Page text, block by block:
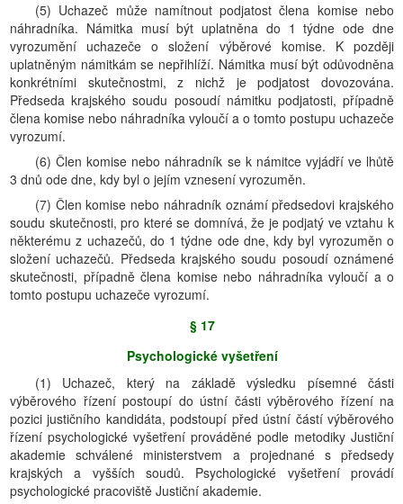
(5) Uchazeč může namítnout podjatost člena komise nebo
náhradníka. Námitka musí být uplatněna do 1 týdne ode dne
vyrozumění uchazeče o složení výběrové komise. K později
uplatněným námitkám se nepřihlíží. Námitka musí být odůvodněna
konkrétními skutečnostmi, z nichž je podjatost dovozována.
Předseda krajského soudu posoudí námitku podjatosti, případně
člena komise nebo náhradníka vyloučí a o tomto postupu uchazeče
vyrozumí.
(6) Člen komise nebo náhradník se k námitce vyjádří ve lhůtě
3 dnů ode dne, kdy byl o jejím vznesení vyrozuměn.
(7) Člen komise nebo náhradník oznámí předsedovi krajského
soudu skutečnosti, pro které se domnívá, že je podjatý ve vztahu k
některému z uchazečů, do 1 týdne ode dne, kdy byl vyrozuměn o
složení uchazečů. Předseda krajského soudu posoudí oznámené
skutečnosti, případně člena komise nebo náhradníka vyloučí a o
tomto postupu uchazeče vyrozumí.
§ 17
Psychologické vyšetření
(1) Uchazeč, který na základě výsledku písemné části
výběrového řízení postoupí do ústní části výběrového řízení na
pozici justičního kandidáta, podstoupí před ústní částí výběrového
řízení psychologické vyšetření prováděné podle metodiky Justiční
akademie schválené ministerstvem a projednané s předsedy
krajských a vyšších soudů. Psychologické vyšetření provádí
psychologické pracoviště Justiční akademie.